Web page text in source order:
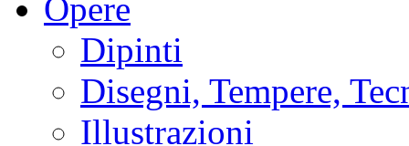
Opere
Dipinti
Disegni, Tempere,
Illustrazioni